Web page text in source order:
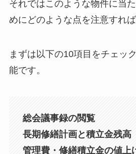
それではこのような物件に当
めにどのような点を注意すれば
まずは以下の10項目をチェッ
能です。
総会議事録の閲覧
長期修繕計画と積立金残高
管理費・修繕積立金の値上